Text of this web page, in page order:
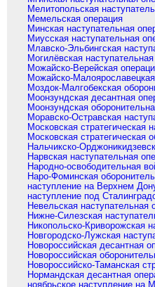
Мелитопольская
Мемельская операция
Минская наступательная
Миусская наступательная
Млавско-Эльбингская
Могилёвская
Можайско-Верейская
Можайско-
Моздок-Малгобекская
Моонзундская десантная
Моонзундская
Моравско-Остравская
Московская стратегическая
Московская стратегическая
Нальчикско-
Нарвская наступательная
Народно-освободительная
Наро-Фоминская
наступление на Верхнем
наступление под
Невельская наступательная
Нижне-Силезская
Никопольско-Криворожская
Новгородско-Лужская
Новороссийская десантная
Новороссийская
Новороссийско-Таманская
Нормандская десантная